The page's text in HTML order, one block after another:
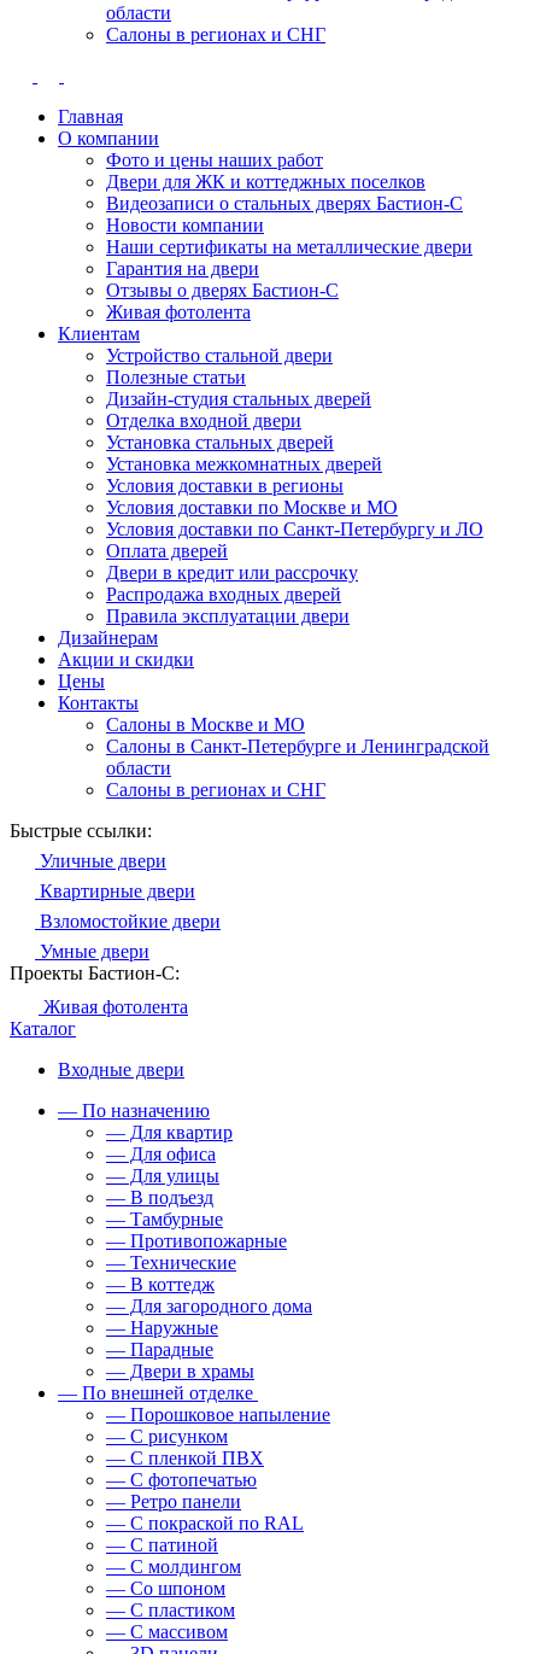
области
Салоны в регионах и СНГ
Главная
О компании
Фото и цены наших работ
Двери для ЖК и коттеджных поселков
Видеозаписи о стальных дверях Бастион-С
Новости компании
Наши сертификаты на металлические двери
Гарантия на двери
Отзывы о дверях Бастион-С
Живая фотолента
Клиентам
Устройство стальной двери
Полезные статьи
Дизайн-студия стальных дверей
Отделка входной двери
Установка стальных дверей
Установка межкомнатных дверей
Условия доставки в регионы
Условия доставки по Москве и МО
Условия доставки по Санкт-Петербургу и ЛО
Оплата дверей
Двери в кредит или рассрочку
Распродажа входных дверей
Правила эксплуатации двери
Дизайнерам
Акции и скидки
Цены
Контакты
Салоны в Москве и МО
Салоны в Санкт-Петербурге и Ленинградской
области
Салоны в регионах и СНГ
Быстрые ссылки:
Уличные двери
Квартирные двери
Взломостойкие двери
Умные двери
Проекты Бастион-С:
Живая фотолента
Каталог
Входные двери
— По назначению
— Для квартир
— Для офиса
— Для улицы
— В подъезд
— Тамбурные
— Противопожарные
— Технические
— В коттедж
— Для загородного дома
— Наружные
— Парадные
— Двери в храмы
— По внешней отделке
— Порошковое напыление
— С рисунком
— С пленкой ПВХ
— С фотопечатью
— Ретро панели
— С покраской по RAL
— С патиной
— С молдингом
— Со шпоном
— С пластиком
— С массивом